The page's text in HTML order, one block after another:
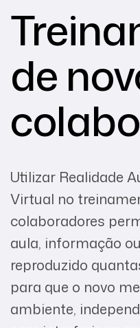
de
Utilizar Realidade
Virtual no
colaboradores
aula, informação
reproduzido
para que o novo
ambiente,